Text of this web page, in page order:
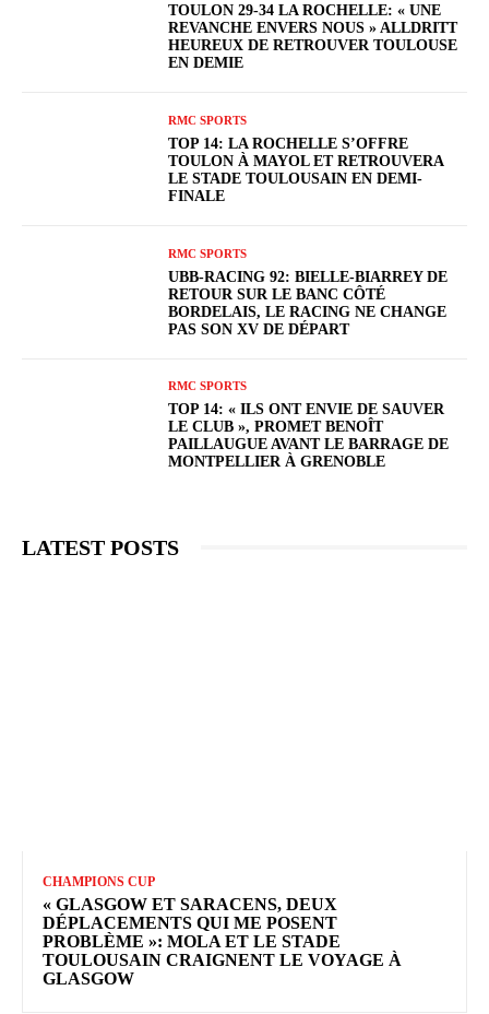
TOULON 29-34 LA ROCHELLE: « UNE
REVANCHE ENVERS NOUS » ALLDRITT
HEUREUX DE RETROUVER TOULOUSE
EN DEMIE
RMC SPORTS
TOP 14: LA ROCHELLE S’OFFRE
TOULON À MAYOL ET RETROUVERA
LE STADE TOULOUSAIN EN DEMI-
FINALE
RMC SPORTS
UBB-RACING 92: BIELLE-BIARREY DE
RETOUR SUR LE BANC CÔTÉ
BORDELAIS, LE RACING NE CHANGE
PAS SON XV DE DÉPART
RMC SPORTS
TOP 14: « ILS ONT ENVIE DE SAUVER
LE CLUB », PROMET BENOÎT
PAILLAUGUE AVANT LE BARRAGE DE
MONTPELLIER À GRENOBLE
LATEST POSTS
CHAMPIONS CUP
« GLASGOW ET SARACENS, DEUX
DÉPLACEMENTS QUI ME POSENT
PROBLÈME »: MOLA ET LE STADE
TOULOUSAIN CRAIGNENT LE VOYAGE À
GLASGOW